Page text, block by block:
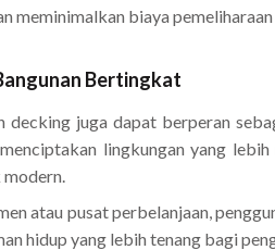
meminimalkan biaya pemeliharaan
Bertingkat
decking juga dapat berperan
lingkungan yang
atau pusat perbelanjaan,
hidup yang lebih tenang bagi